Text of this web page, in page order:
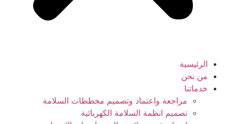
الرئيسية
من نحن
خدماتنا
مراجعة واعتماد وتصميم مخططات السلامة
تصميم انظمة السلامة الكهربائية